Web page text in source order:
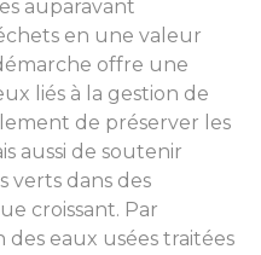
auparavant
en une valeur
offre une
liés à la gestion de
de préserver les
aussi de soutenir
verts dans des
croissant. Par
eaux usées traitées